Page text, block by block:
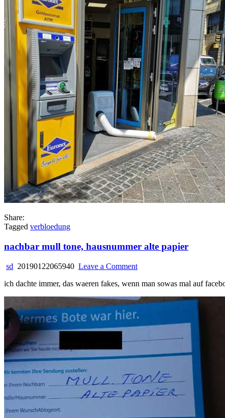
Share:
Tagged verbloedung
nachbar mull tone, hausnummer alte papier
sd 20190122065940 Leave a Commenton
mull
hausnummer
papier
ich dachte immer, das waeren fakes, wenn man sowas mal auf